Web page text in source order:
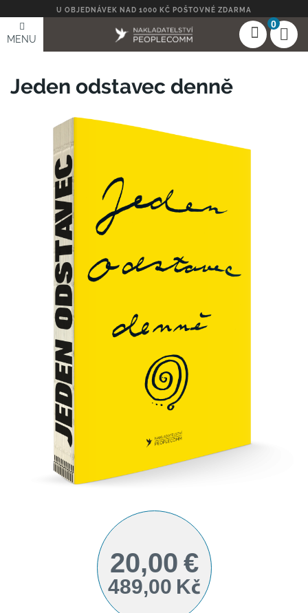
U OBJEDNÁVEK NAD 1000 KČ POŠTOVNÉ ZDARMA
MENU
0
Jeden odstavec denně
20,00 €
489,00 Kč